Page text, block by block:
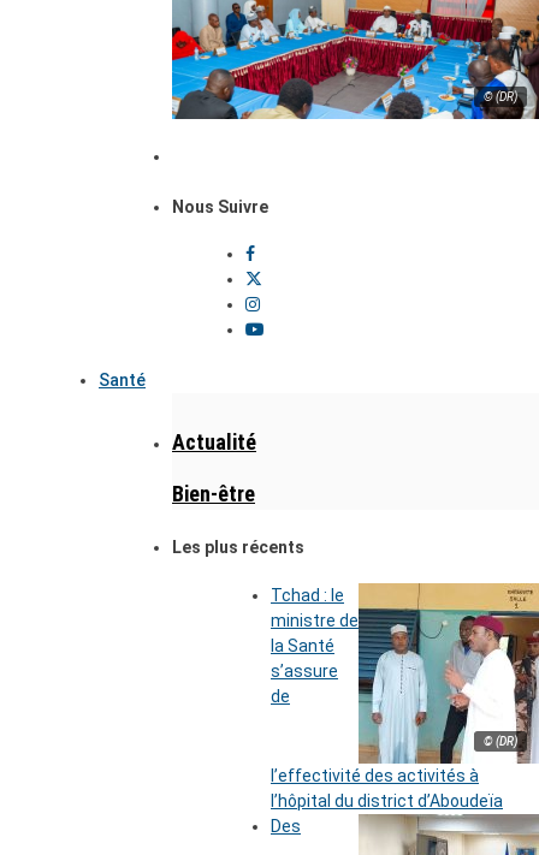
© (DR)
Nous Suivre
Santé
Actualité
Bien-être
Les plus récents
© (DR)
Tchad : le
ministre de
la Santé
s’assure
de
l’effectivité des activités à
l’hôpital du district d’Aboudeïa
Des